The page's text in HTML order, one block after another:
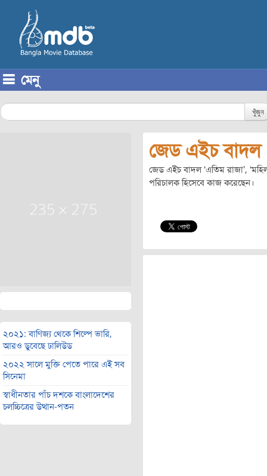
মেনু
খুঁজুন
২০২১: বাণিজ্য থেকে শিল্পে ভারি,
আরও ডুবেছে ঢালিউড
২০২২ সালে মুক্তি পেতে পারে এই সব
সিনেমা
স্বাধীনতার পাঁচ দশকে বাংলাদেশের
চলচ্চিত্রের উত্থান-পতন
জেড এইচ বাদল
জেড এইচ বাদল ‘এতিম রাজা’,
পরিচালক হিসেবে কাজ করেছেন।